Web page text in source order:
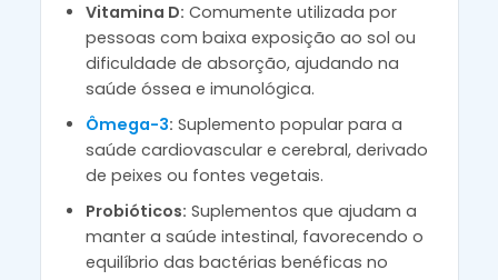
Vitamina D: Comumente utilizada por
pessoas com baixa exposição ao sol ou
dificuldade de absorção, ajudando na
saúde óssea e imunológica.
Ômega-3: Suplemento popular para a
saúde cardiovascular e cerebral, derivado
de peixes ou fontes vegetais.
Probióticos: Suplementos que ajudam a
manter a saúde intestinal, favorecendo o
equilíbrio das bactérias benéficas no